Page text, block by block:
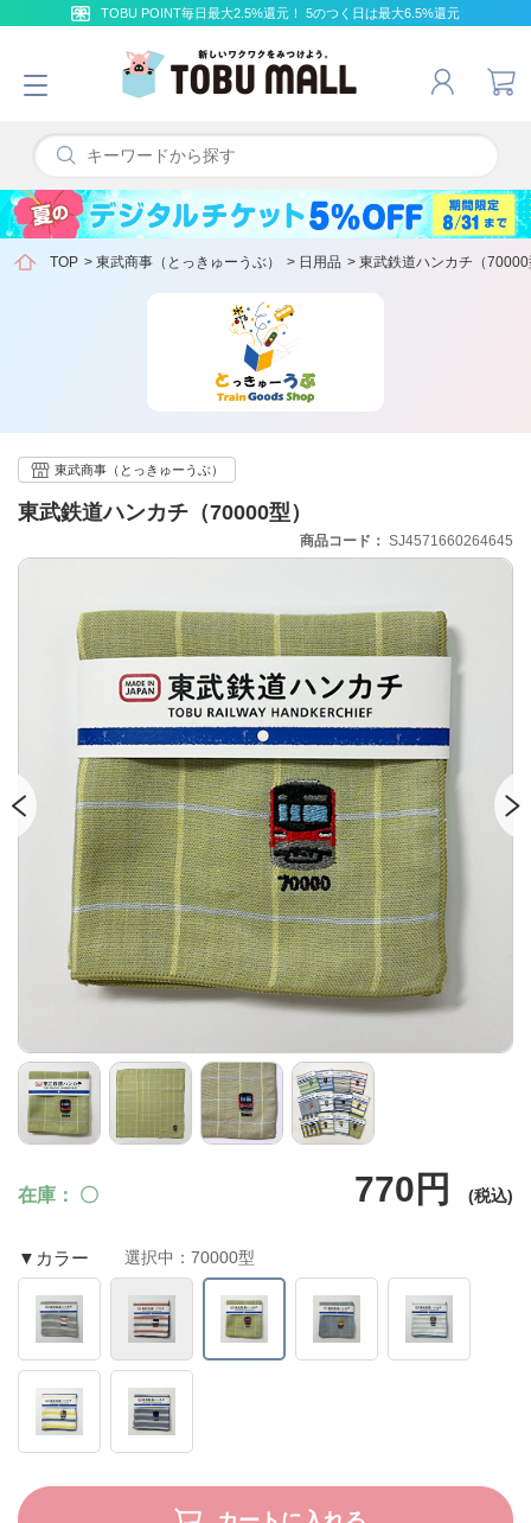
TOBU POINT毎日最大2.5%還元！ 5のつく日は最大6.5%還元
TOP > 東武商事（とっきゅーうぶ） > 日用品 > 東武鉄道ハンカチ（
東武鉄道ハンカチ（70000型）
東武商事（とっきゅーうぶ）
在庫 〇 770円
商品コード SJ4571660264645
▼カラー 選択中：70000型